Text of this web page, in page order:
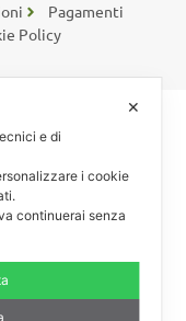
Pagamenti
Policy
✕
e di
i cookie
continuerai senza